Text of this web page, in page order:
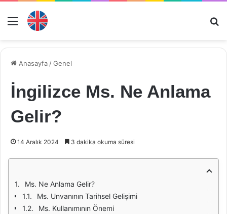
Menü
Anasayfa /Genel
İngilizce Ms. Ne Anlama
Gelir?
14 Aralık 2024 3 dakika okuma süresi
Ms. Ne Anlama Gelir?
Ms. Unvanının Tarihsel Gelişimi
Ms. Kullanımının Önemi